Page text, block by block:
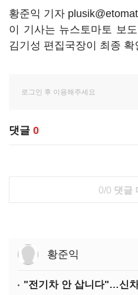
황준익 기자
이 기사는 뉴스토마토 보
김기성 편집국장이 최종 확
댓글 0
0/0 댓글
황준익
"전기차 안 삽니다"…신